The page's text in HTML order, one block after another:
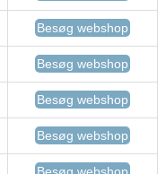
Besøg webshop
Besøg webshop
Besøg webshop
Besøg webshop